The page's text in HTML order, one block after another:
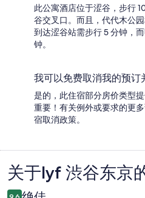
此公寓酒店位于涩谷，步行
谷交叉口。而且，代代木公
到达涩谷站需步行 5 分钟，
钟。
我可以免费取消我的预订
是的，此住宿部分房价类型
重要！有关例外或要求的更
宿取消政策。
点
评
关于lyf 渋谷东京